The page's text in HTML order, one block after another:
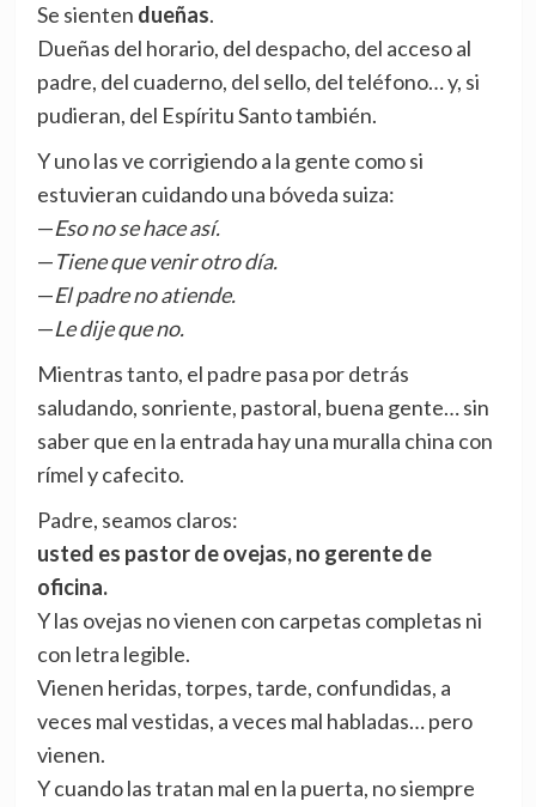
Se sienten dueñas.
Dueñas del horario, del despacho, del acceso al
padre, del cuaderno, del sello, del teléfono… y, si
pudieran, del Espíritu Santo también.
Y uno las ve corrigiendo a la gente como si
estuvieran cuidando una bóveda suiza:
—Eso no se hace así.
—Tiene que venir otro día.
—El padre no atiende.
—Le dije que no.
Mientras tanto, el padre pasa por detrás
saludando, sonriente, pastoral, buena gente… sin
saber que en la entrada hay una muralla china con
rímel y cafecito.
Padre, seamos claros:
usted es pastor de ovejas, no gerente de
oficina.
Y las ovejas no vienen con carpetas completas ni
con letra legible.
Vienen heridas, torpes, tarde, confundidas, a
veces mal vestidas, a veces mal habladas… pero
vienen.
Y cuando las tratan mal en la puerta, no siempre